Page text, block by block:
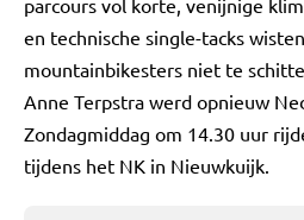
parcours vol korte, venijnige
en technische single-tacks
mountainbikesters niet te
Anne Terpstra werd opnieuw
Zondagmiddag om 14.30 uur
tijdens het NK in Nieuwkuijk.